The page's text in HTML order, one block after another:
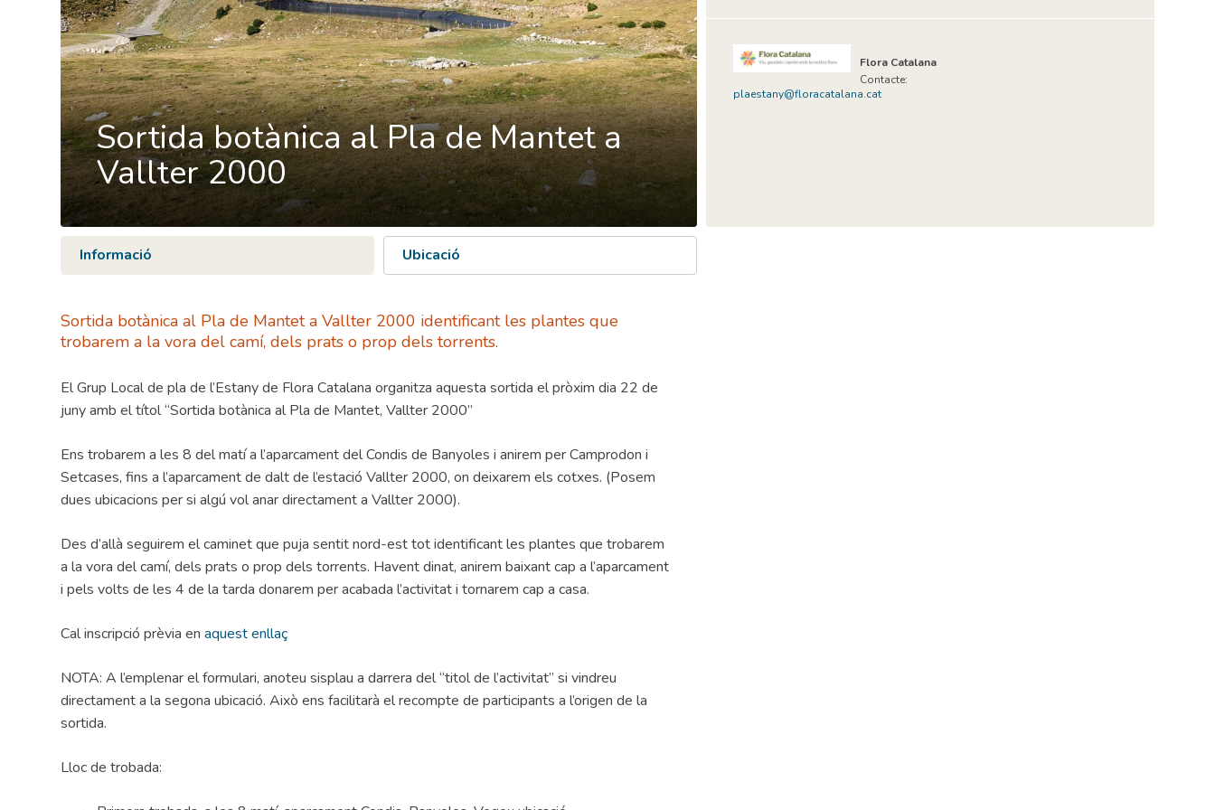
Sortida botànica al Pla de Mantet a
Vallter 2000
Flora Catalana
Contacte:
plaestany@floracatalana.cat
Informació Ubicació
Sortida botànica al Pla de Mantet a Vallter 2000 identificant les plantes que
trobarem a la vora del camí, dels prats o prop dels torrents.
El Grup Local de pla de l’Estany de Flora Catalana organitza aquesta sortida el pròxim dia 22 de
juny amb el títol “Sortida botànica al Pla de Mantet, Vallter 2000”
Ens trobarem a les 8 del matí a l’aparcament del Condis de Banyoles i anirem per Camprodon i
Setcases, fins a l’aparcament de dalt de l’estació Vallter 2000, on deixarem els cotxes. (Posem
dues ubicacions per si algú vol anar directament a Vallter 2000).
Des d’allà seguirem el caminet que puja sentit nord-est tot identificant les plantes que trobarem
a la vora del camí, dels prats o prop dels torrents. Havent dinat, anirem baixant cap a l’aparcament
i pels volts de les 4 de la tarda donarem per acabada l’activitat i tornarem cap a casa.
Cal inscripció prèvia en aquest enllaç
NOTA: A l’emplenar el formulari, anoteu sisplau a darrera del “titol de l’activitat” si vindreu
directament a la segona ubicació. Això ens facilitarà el recompte de participants a l’origen de la
sortida.
Lloc de trobada: